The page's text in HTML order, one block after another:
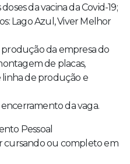
da vacina da Covid-19;
Lago Azul, Viver Melhor
da empresa do
de placas,
linha de produção e
da vaga.
Pessoal
cursando ou completo em